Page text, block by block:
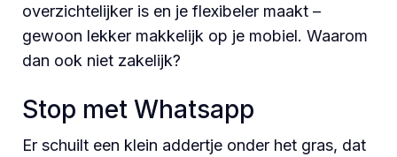
overzichtelijker is en je flexibeler maakt –
gewoon lekker makkelijk op je mobiel. Waarom
dan ook niet zakelijk?
Stop met Whatsapp
Er schuilt een klein addertje onder het gras, dat